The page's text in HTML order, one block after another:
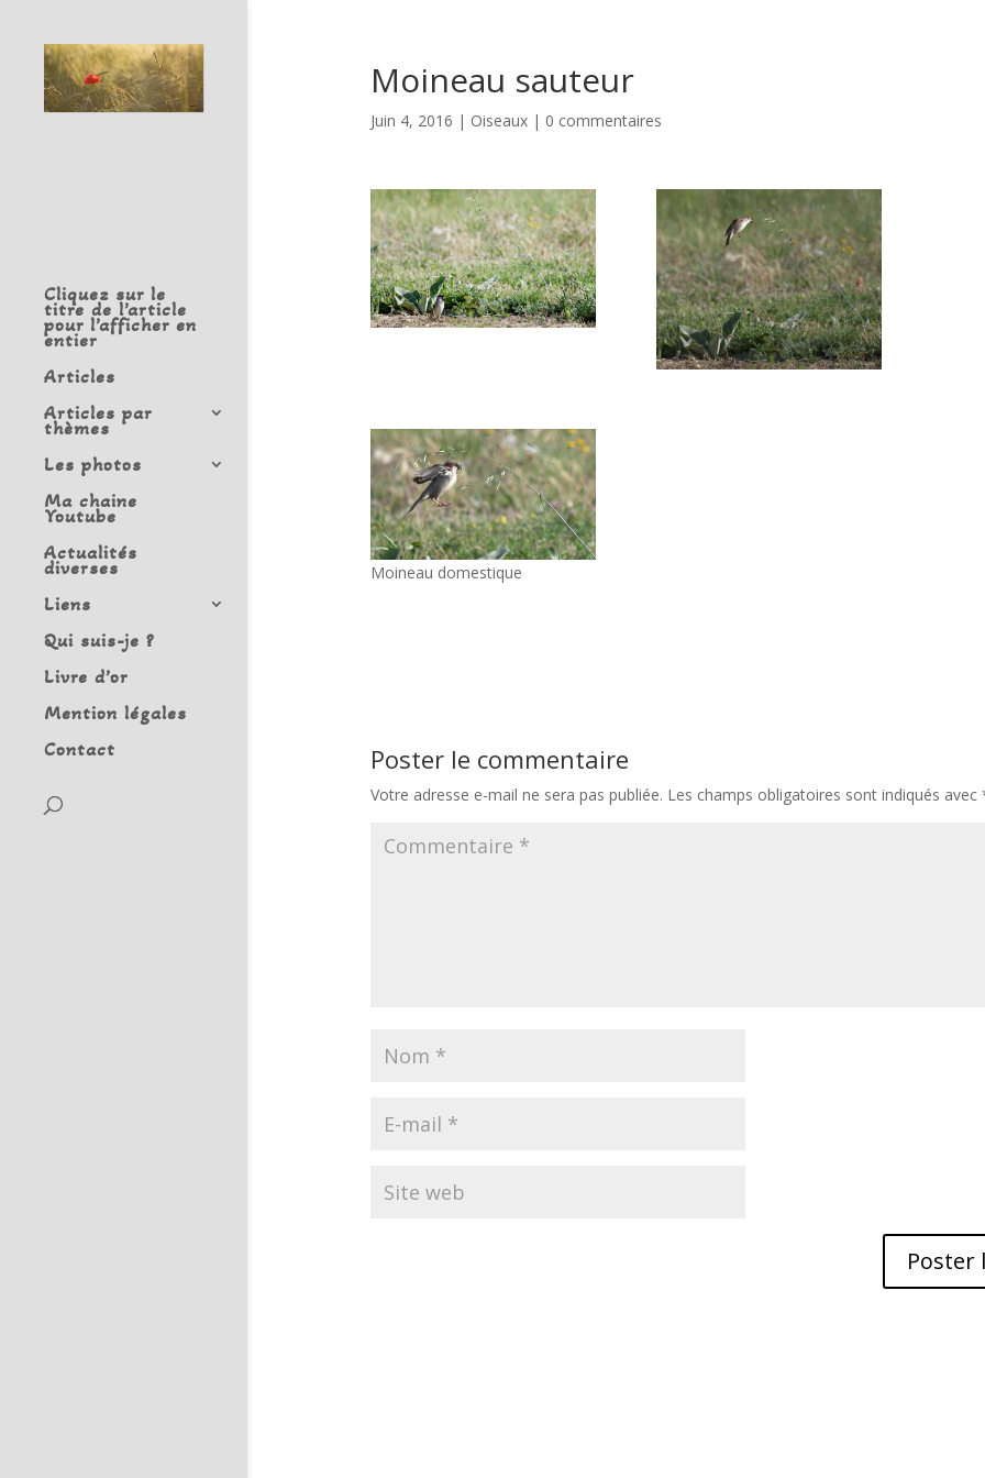
Cliquez sur le
titre de l’article
pour l’afficher en
entier
Articles
Articles par
thèmes
Les photos
Ma chaine
Youtube
Actualités
diverses
Liens
Qui suis-je ?
Livre d’or
Mention légales
Contact
Moineau sauteur
Juin 4, 2016 | Oiseaux| 0 commentaires
Moineau domestique
Poster le commentaire
Votre adresse e-mail ne sera pas publiée. Les champs obligatoires sont indiqués avec